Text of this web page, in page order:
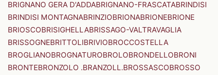
BRIGNANO GERA D'ADDABRIGNANO-FRASCATABRINDISI
BRINDISI MONTAGNABRINZIOBRIONABRIONEBRIONE
BRIOSCOBRISIGHELLABRISSAGO-VALTRAVAGLIA
BRISSOGNEBRITTOLIBRIVIOBROCCOSTELLA
BROGLIANOBROGNATUROBROLOBRONDELLOBRONI
BRONTEBRONZOLO .BRANZOLL.BROSSASCOBROSSO